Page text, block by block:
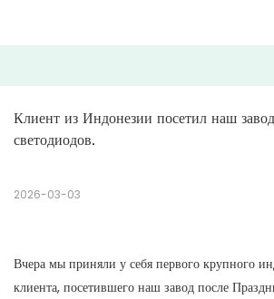
Клиент из Индонезии посетил наш
светодиодов.
2026-03-03
Вчера мы приняли у себя первого крупного
клиента, посетившего наш завод после